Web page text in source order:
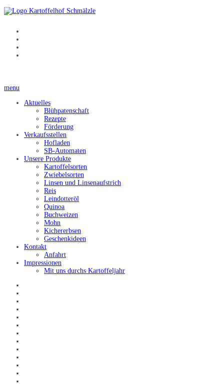
menu
Aktuelles
Blühpatenschaft
Rezepte
Förderung
Verkaufsstellen
Hofladen
SB-Automaten
Unsere Produkte
Kartoffelsorten
Zwiebelsorten
Linsen und Linsenaufstrich
Reis
Leindotteröl
Quinoa
Buchweizen
Mohn
Kichererbsen
Geschenkideen
Kontakt
Anfahrt
Impressionen
Mit uns durchs Kartoffeljahr